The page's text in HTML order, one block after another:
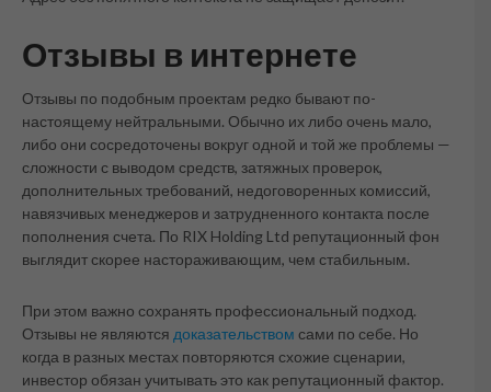
Отзывы в интернете
Отзывы по подобным проектам редко бывают по-
настоящему нейтральными. Обычно их либо очень мало,
либо они сосредоточены вокруг одной и той же проблемы —
сложности с выводом средств, затяжных проверок,
дополнительных требований, недоговоренных комиссий,
навязчивых менеджеров и затрудненного контакта после
пополнения счета. По RIX Holding Ltd репутационный фон
выглядит скорее настораживающим, чем стабильным.
При этом важно сохранять профессиональный подход.
Отзывы не являются доказательством сами по себе. Но
когда в разных местах повторяются схожие сценарии,
инвестор обязан учитывать это как репутационный фактор.